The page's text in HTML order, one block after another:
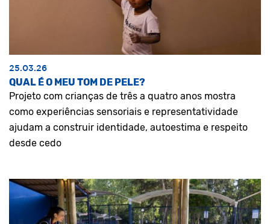
25.03.26
QUAL É O MEU TOM DE PELE?
Projeto com crianças de três a quatro anos mostra
como experiências sensoriais e representatividade
ajudam a construir identidade, autoestima e respeito
desde cedo